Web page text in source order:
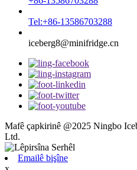
Tel:+86-13586703288
iceberg8@minifridge.cn
Mafê çapkirinê @2025 Ningbo
Ltd.
Emailê bişîne